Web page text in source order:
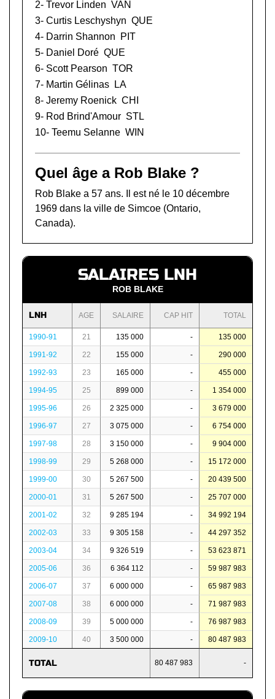
2- Trevor Linden VAN
3- Curtis Leschyshyn QUE
4- Darrin Shannon
PIT
5- Daniel Doré QUE
6- Scott Pearson TOR
7- Martin Gélinas
LA
8- Jeremy Roenick CHI
9- Rod Brind'Amour STL
10- Teemu Selanne WIN
Quel âge a Rob Blake ?
Rob Blake a 57 ans. Il est né le 10 décembre
1969 dans la ville de Simcoe (Ontario,
Canada).
SALAIRES LNH
ROB BLAKE
LNH AGE SALAIRE CAP HIT TOTAL
1990-91 21 135 000 - 135 000
1991-92 22 155 000 - 290 000
1992-93 23 165 000 - 455 000
1994-95 25 899 000 - 1 354 000
1995-96 26 2 325 000 - 3 679 000
1996-97 27 3 075 000 - 6 754 000
1997-98 28 3 150 000 - 9 904 000
1998-99 29 5 268 000 - 15 172 000
1999-00 30 5 267 500 - 20 439 500
2000-01 31 5 267 500 - 25 707 000
2001-02 32 9 285 194 - 34 992 194
2002-03 33 9 305 158 - 44 297 352
2003-04 34 9 326 519 - 53 623 871
2005-06 36 6 364 112 - 59 987 983
2006-07 37 6 000 000 - 65 987 983
2007-08 38 6 000 000 - 71 987 983
2008-09 39 5 000 000 - 76 987 983
2009-10 40 3 500 000 - 80 487 983
TOTAL 80 487 983 -